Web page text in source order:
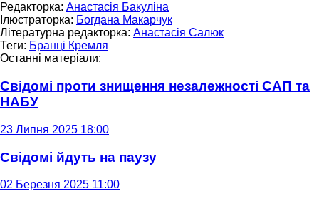
Редакторка: Анастасія Бакуліна
Ілюстраторка: Богдана Макарчук
Літературна редакторка: Анастасія Салюк
Теги: Бранці Кремля
Останні матеріали:
Свідомі проти знищення незалежності САП та
НАБУ
23 Липня 2025 18:00
Свідомі йдуть на паузу
02 Березня 2025 11:00